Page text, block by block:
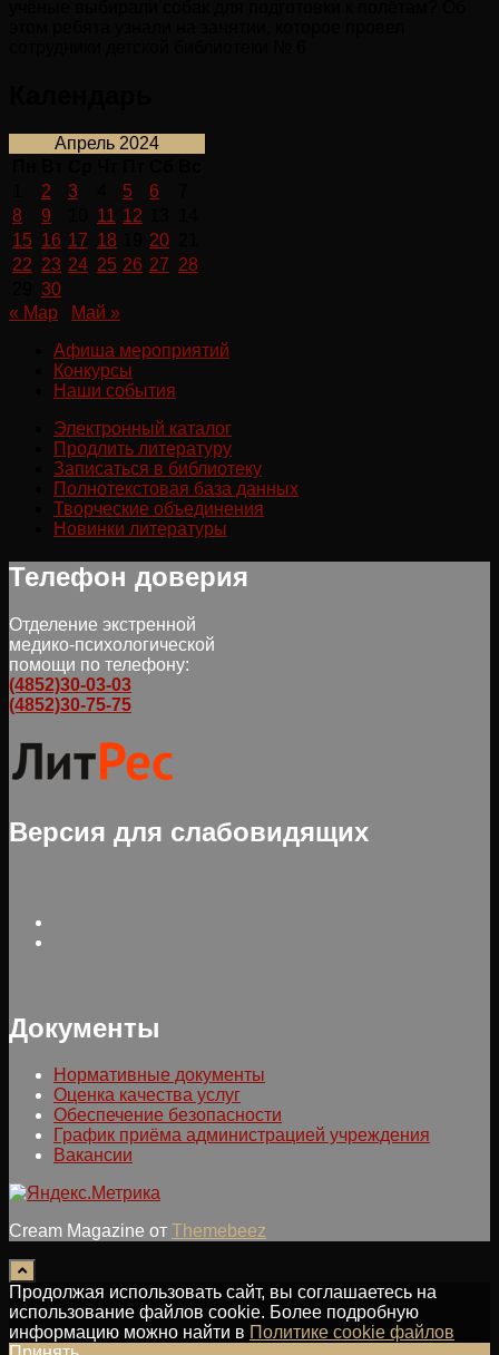
Апрель 2024
2 3 5 6
8
9 11 12
15 16 17 18 20
22 23 24 25 26 27 28
30
« Мар
Май »
Афиша мероприятий
Конкурсы
Наши события
Электронный каталог
Продлить литературу
Записаться в библиотеку
Полнотекстовая база данных
Творческие объединения
Новинки литературы
Телефон доверия
Отделение экстренной
медико-психологической
помощи по телефону:
(4852)30-03-03
(4852)30-75-75
Версия для слабовидящих
Документы
Нормативные документы
Оценка качества услуг
Обеспечение безопасности
График приёма администрацией учреждения
Вакансии
Cream Magazine от Themebeez
Продолжая использовать сайт, вы соглашаетесь на
использование файлов cookie. Более подробную
информацию можно найти в Политике cookie файлов